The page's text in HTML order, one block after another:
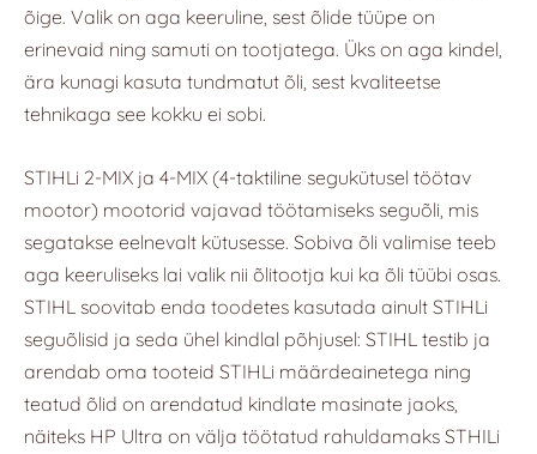
õige. Valik on aga keeruline, sest õlide tüüpe on
erinevaid ning samuti on tootjatega. Üks on aga kindel,
ära kunagi kasuta tundmatut õli, sest kvaliteetse
tehnikaga see kokku ei sobi.
STIHLi 2-MIX ja 4-MIX (4-taktiline segukütusel töötav
mootor) mootorid vajavad töötamiseks seguõli, mis
segatakse eelnevalt kütusesse. Sobiva õli valimise teeb
aga keeruliseks lai valik nii õlitootja kui ka õli tüübi osas.
STIHL soovitab enda toodetes kasutada ainult STIHLi
seguõlisid ja seda ühel kindlal põhjusel: STIHL testib ja
arendab oma tooteid STIHLi määrdeainetega ning
teatud õlid on arendatud kindlate masinate jaoks,
näiteks HP Ultra on välja töötatud rahuldamaks STHILi